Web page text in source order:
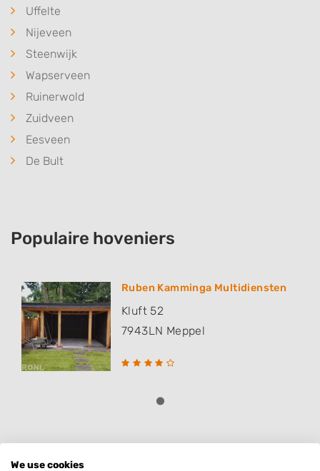
Uffelte
Nijeveen
Steenwijk
Wapserveen
Ruinerwold
Zuidveen
Eesveen
De Bult
Populaire hoveniers
Ruben Kamminga Multidiensten
Kluft 52
7943LN Meppel
Deze mensen gingen u voor
We use cookies